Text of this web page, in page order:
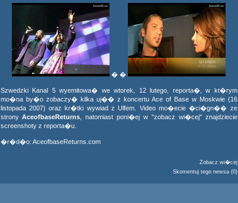
� �
Szwedzki Kanal 5 wyemitowa� we wtorek, 12 lutego, reporta�, w kt�rym
mo�na by�o zobaczy� kilka uj�� z koncertu Ace of Base w Moskwie (16
listopada 2007) oraz kr�tki wywiad z Ulfem. Video mo�ecie �ci�gn�� ze
stronyAceofbaseReturns , natomiast poni�ej w "zobacz wi�cej" znajdziecie
screenshoty z reporta�u.
�r�d�o: AceofbaseReturns.com
Zobacz wi�cej
Skomentuj tego newsa (0)